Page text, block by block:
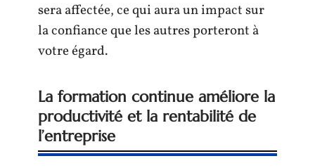
sera affectée, ce qui aura un impact sur
la confiance que les autres porteront à
votre égard.
La formation continue améliore la
productivité et la rentabilité de
l’entreprise